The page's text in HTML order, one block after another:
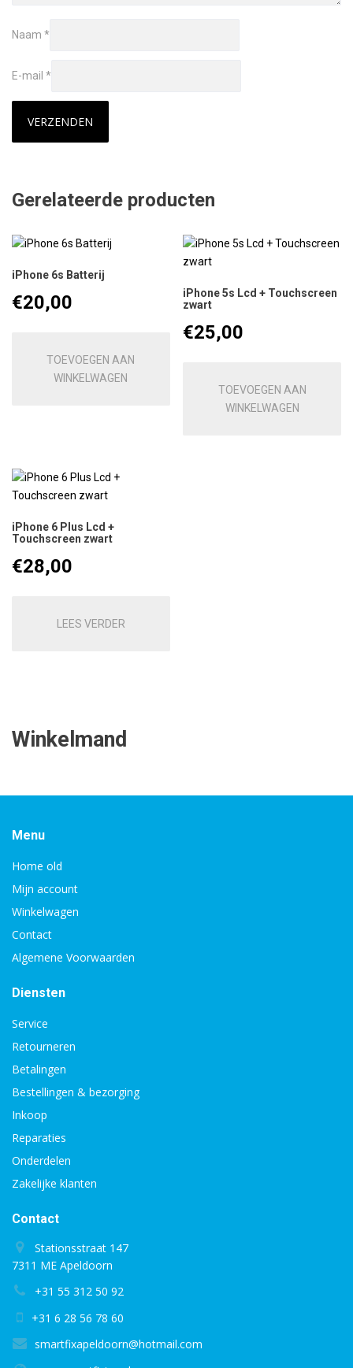
Naam *
E-mail *
Gerelateerde producten
iPhone 6s Batterij
€20,00
TOEVOEGEN AAN
WINKELWAGEN
iPhone 5s Lcd + Touchscreen
zwart
€25,00
TOEVOEGEN AAN
WINKELWAGEN
iPhone 6 Plus Lcd +
Touchscreen zwart
€28,00
LEES VERDER
Winkelmand
Menu
Home old
Mijn account
Winkelwagen
Contact
Algemene Voorwaarden
Diensten
Service
Retourneren
Betalingen
Bestellingen & bezorging
Inkoop
Reparaties
Onderdelen
Zakelijke klanten
Contact
Stationsstraat 147
7311 ME Apeldoorn
+31 55 312 50 92
+31 6 28 56 78 60
smartfixapeldoorn@hotmail.com